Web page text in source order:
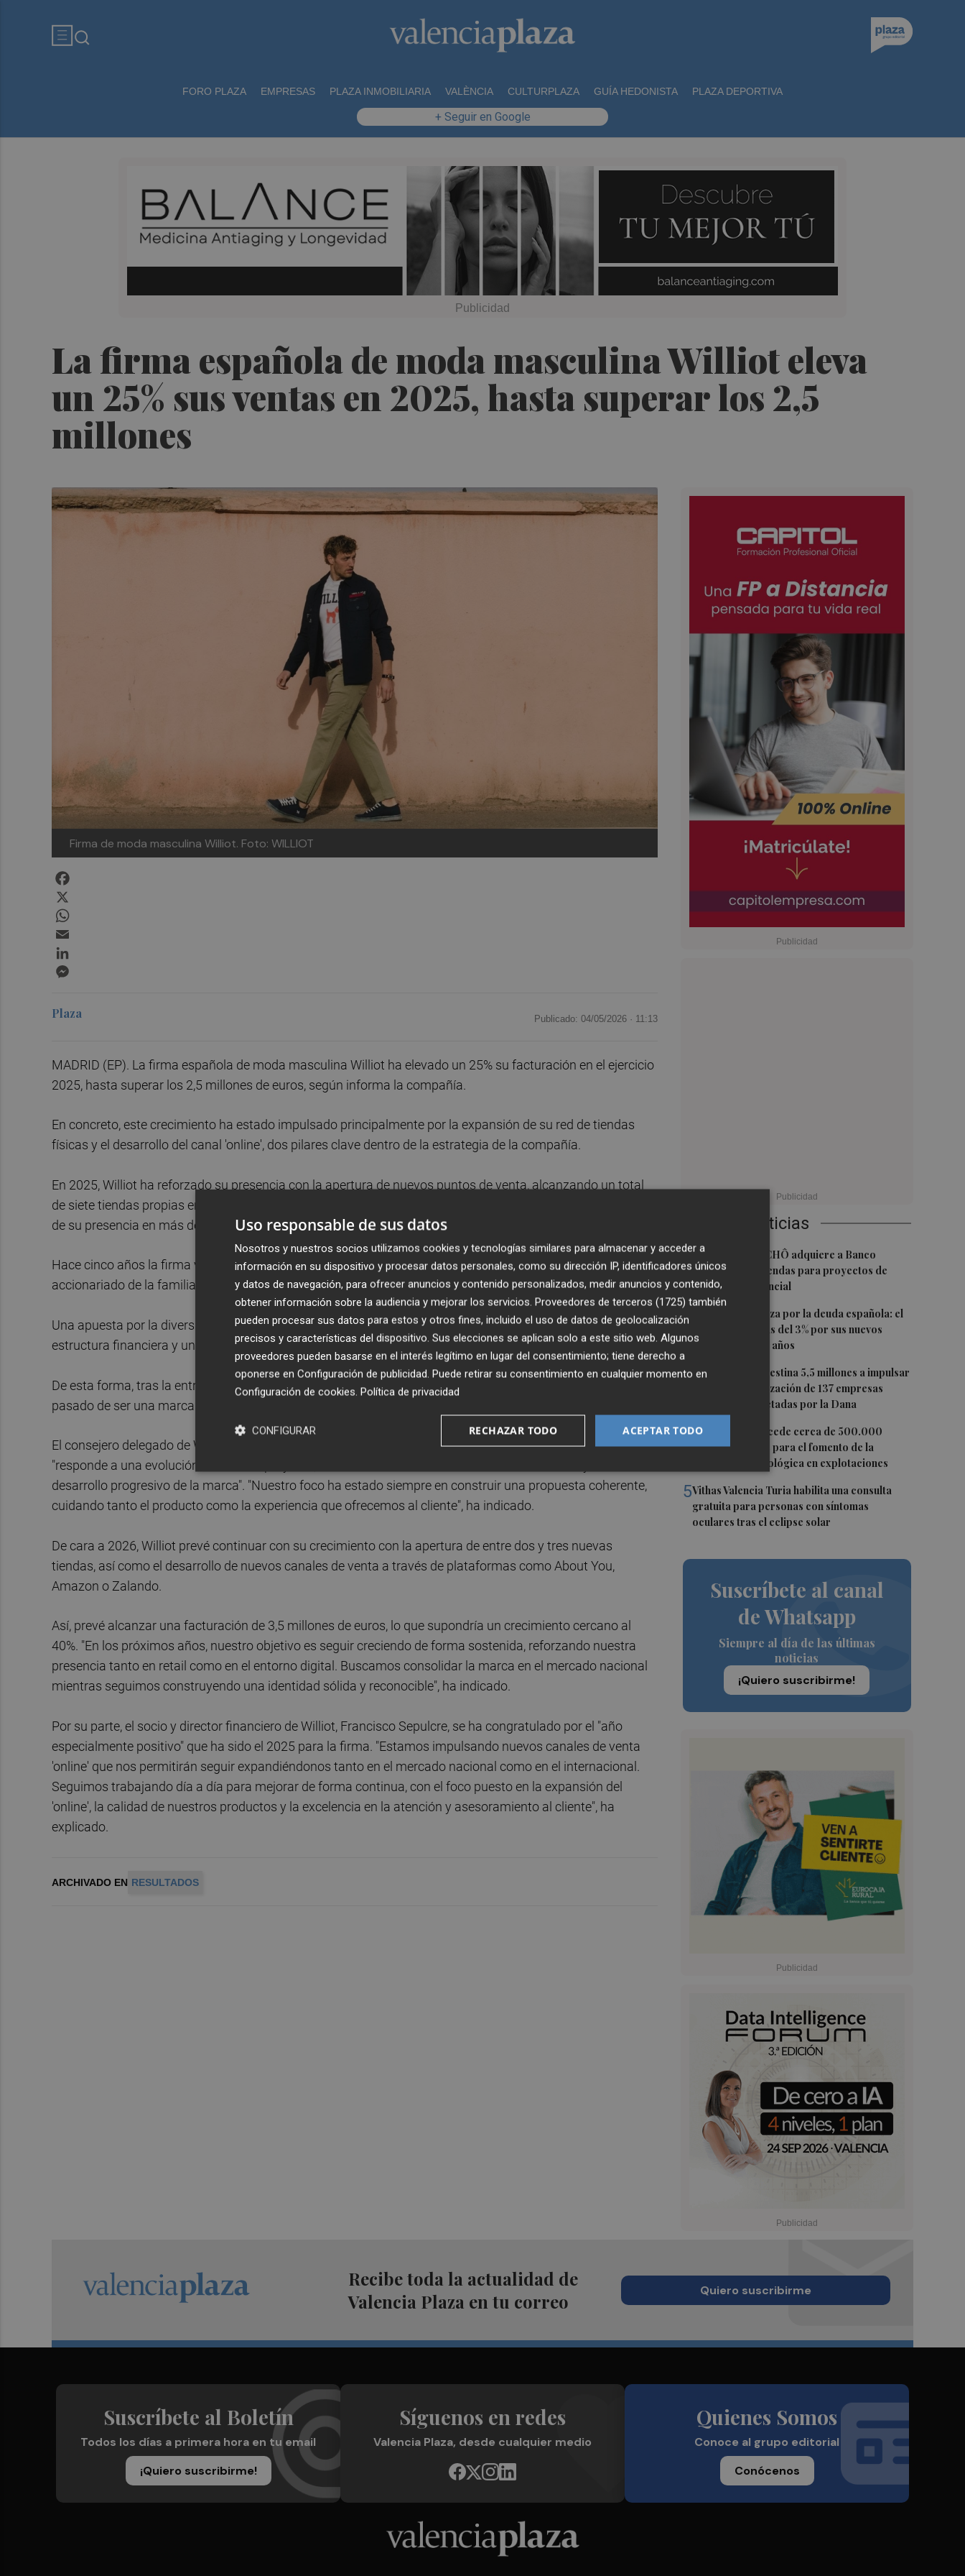
FORO PLAZA EMPRESAS PLAZA INMOBILIARIA VALÈNCIA CULTURPLAZA GUÍA HEDONISTA PLAZA DEPORTIVA
+ Seguir en Google
La firma española de moda masculina Williot eleva
un 25% sus ventas en 2025, hasta superar los 2,5
millones
Firma de moda masculina Williot. Foto: WILLIOT
Últimas Noticias
1La Socimi tuTECHÔ adquiere a Banco
Sabadell 23 viviendas para proyectos de
inclusión residencial
2
Crece la confianza por la deuda española: el
Tesoro paga más del 3% por sus nuevos
bonos a 5, 7 y 10 años
3 La Generalitat destina 5,5 millones a impulsar
la internacionalización de 137 empresas
valencianas afectadas por la Dana
4Agricultura concede cerca de 500.000
euros en ayudas para el fomento de la
innovación tecnológica en explotaciones
5Vithas Valencia Turia habilita una consulta
gratuita para personas con síntomas
oculares tras el eclipse solar
Suscríbete al canal
de Whatsapp
Siempre al día de las últimas
noticias
¡Quiero suscribirme!
Plaza Publicado: 04/05/2026 · 11:13
MADRID (EP). La firma española de moda masculina Williot ha elevado un 25% su facturación en el ejercicio
2025, hasta superar los 2,5 millones de euros, según informa la compañía.
En concreto, este crecimiento ha estado impulsado principalmente por la expansión de su red de tiendas
físicas y el desarrollo del canal 'online', dos pilares clave dentro de la estrategia de la compañía.
En 2025, Williot ha reforzado su presencia con la apertura de nuevos puntos de venta, alcanzando un total
de siete tiendas propias en ciudades como Alicante, Murcia, Elche, Almería, Albacete, Gijón y Oviedo, además
de su presencia en más de 150 puntos de venta multimarca en España.
Hace cinco años la firma vivió un punto de inflexión con la alianza estratégica y la entrada en el
accionariado de la familia Sepulcre a través de su matriz, Grupo Evisa.
Una apuesta por la diversificación de Grupo Evisa hacia el sector textil, aportando a Williot una sólida
estructura financiera y una visión de negocio a largo plazo.
De esta forma, tras la entrada de Evisa, Williot, bajo el liderazgo de Juan Antón Francisco Sepulcre
pasado de ser una marca de nicho a una firma en plena expansión nacional e internacional.
El consejero delegado de Williot,
, ha explicado que el crecimiento del pasado ejercicio
"responde a una evolución natural del proyecto, basada en la consolidación de la red comercial y en el
desarrollo progresivo de la marca". "Nuestro foco ha estado siempre en construir una propuesta coherente,
cuidando tanto el producto como la experiencia que ofrecemos al cliente", ha indicado.
De cara a 2026, Williot prevé continuar con su crecimiento con la apertura de entre dos y tres nuevas
tiendas, así como el desarrollo de nuevos canales de venta a través de plataformas como About You,
Amazon o Zalando.
Así, prevé alcanzar una facturación de 3,5 millones de euros, lo que supondría un crecimiento cercano al
40%. "En los próximos años, nuestro objetivo es seguir creciendo de forma sostenida, reforzando nuestra
presencia tanto en retail como en el entorno digital. Buscamos consolidar la marca en el mercado nacional
mientras seguimos construyendo una identidad sólida y reconocible", ha indicado.
Por su parte, el socio y director financiero de Williot, Francisco Sepulcre, se ha congratulado por el "año
especialmente positivo" que ha sido el 2025 para la firma. "Estamos impulsando nuevos canales de venta
'online' que nos permitirán seguir expandiéndonos tanto en el mercado nacional como en el internacional.
Seguimos trabajando día a día para mejorar de forma continua, con el foco puesto en la expansión del
'online', la calidad de nuestros productos y la excelencia en la atención y asesoramiento al cliente", ha
explicado.
ARCHIVADO EN RESULTADOS
Recibe toda la actualidad de
Valencia Plaza en tu correo
Quiero suscribirme
Suscríbete al Boletín
Todos los días a primera hora en tu email
¡Quiero suscribirme!
Síguenos en redes
Valencia Plaza, desde cualquier medio
Quienes Somos
Conoce al grupo editorial
Conócenos
Uso responsable de sus datos
Nosotros y nuestros socios utilizamos cookies y tecnologías similares para almacenar y acceder a
información en su dispositivo y procesar datos personales, como su dirección IP, identificadores únicos
y datos de navegación, para ofrecer anuncios y contenido personalizados, medir anuncios y contenido,
obtener información sobre la audiencia y mejorar los servicios. Proveedores de terceros (1725) también
pueden procesar sus datos para estos y otros fines, incluido el uso de datos de geolocalización
precisos y características del dispositivo. Sus elecciones se aplican solo a este sitio web. Algunos
proveedores pueden basarse en el interés legítimo en lugar del consentimiento; tiene derecho a
oponerse en Configuración de publicidad. Puede retirar su consentimiento en cualquier momento en
Configuración de cookies. Política de privacidad
ACEPTAR TODO
RECHAZAR TODO
CONFIGURAR